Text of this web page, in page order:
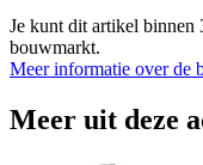
Je kunt dit artikel binnen
bouwmarkt.
Meer informatie over de
Meer uit deze